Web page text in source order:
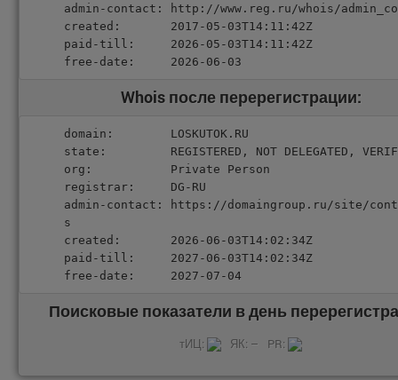
admin-contact: http://www.reg.ru/whois/
created:       2017-05-03T14:11:42Z
paid-till:     2026-05-03T14:11:42Z
free-date:     2026-06-03
Whois после перерегистрации:
domain:        LOSKUTOK.RU
state:         REGISTERED, NOT DELEGATED,
org:           Private Person
registrar:     DG-RU
admin-contact: https://domaingroup.ru/site/
s
created:       2026-06-03T14:02:34Z
paid-till:     2027-06-03T14:02:34Z
free-date:     2027-07-04
Поисковые показатели в день
тИЦ: ЯК: – PR: